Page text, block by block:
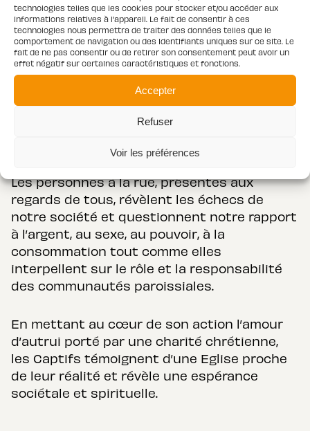
technologies telles que les cookies pour stocker et/ou accéder aux
informations relatives à l'appareil. Le fait de consentir à ces
technologies nous permettra de traiter des données telles que le
comportement de navigation ou des identifiants uniques sur ce site. Le
fait de ne pas consentir ou de retirer son consentement peut avoir un
effet négatif sur certaines caractéristiques et fonctions.
Accepter
Refuser
Voir les préférences
sur la Personne prise comme un Tout, se
fondant ainsi sur l’anthropologie chrétienne
qui a pour vocation d’unifier et de vivifier
inséparablement le corps, l’âme et l’esprit :
cela constitue son principe régulateur.
l’ensemble des problèmes dont elle pâtit :
elle recèle aussi des capacités à révéler et
Les personnes à la rue, présentes aux
regards de tous, révèlent les échecs de
notre société et questionnent notre rapport
à l’argent, au sexe, au pouvoir, à la
consommation tout comme elles
interpellent sur le rôle et la responsabilité
des communautés paroissiales.
En mettant au cœur de son action l’amour
d’autrui porté par une charité chrétienne,
les Captifs témoignent d’une Eglise proche
de leur réalité et révèle une espérance
sociétale et spirituelle.